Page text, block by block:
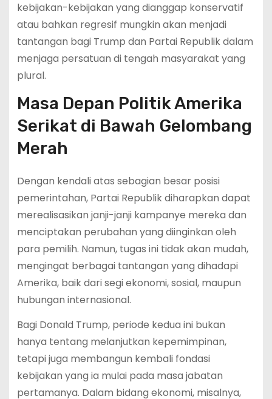
kebijakan-kebijakan yang dianggap konservatif
atau bahkan regresif mungkin akan menjadi
tantangan bagi Trump dan Partai Republik dalam
menjaga persatuan di tengah masyarakat yang
plural.
Masa Depan Politik Amerika
Serikat di Bawah Gelombang
Merah
Dengan kendali atas sebagian besar posisi
pemerintahan, Partai Republik diharapkan dapat
merealisasikan janji-janji kampanye mereka dan
menciptakan perubahan yang diinginkan oleh
para pemilih. Namun, tugas ini tidak akan mudah,
mengingat berbagai tantangan yang dihadapi
Amerika, baik dari segi ekonomi, sosial, maupun
hubungan internasional.
Bagi Donald Trump, periode kedua ini bukan
hanya tentang melanjutkan kepemimpinan,
tetapi juga membangun kembali fondasi
kebijakan yang ia mulai pada masa jabatan
pertamanya. Dalam bidang ekonomi, misalnya,